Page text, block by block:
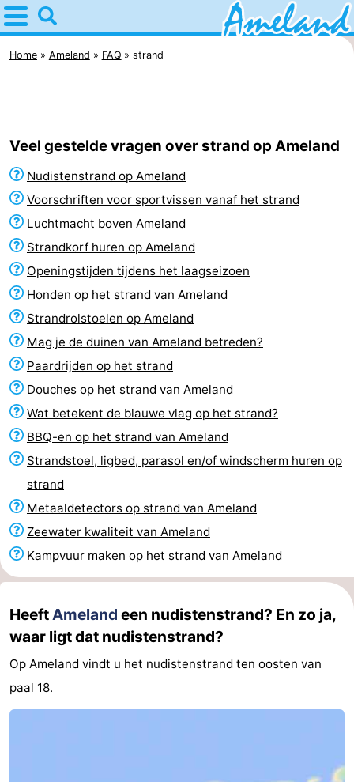
Home
Ameland
Voor
Natuur
Overnachten
Appartementen
-
Ameland
State
Bed
(&
breakfasts)
Campings
Hotels
Vakantiehuizen
Boomhiemke
-
Landal
Ameland
Last
minutes
Strand
Zien
&
doen
Bezienswaardigheden
-
Home Ameland FAQ strand
Veel gestelde vragen over strand op Ameland
Nudistenstrand op Ameland
Voorschriften voor sportvissen vanaf het strand
Luchtmacht boven Ameland
Strandkorf huren op Ameland
Openingstijden tijdens het laagseizoen
Honden op het strand van Ameland
Strandrolstoelen op Ameland
Mag je de duinen van Ameland betreden?
Paardrijden op het strand
Douches op het strand van Ameland
Wat betekent de blauwe vlag op het strand?
BBQ-en op het strand van Ameland
Strandstoel, ligbed, parasol en/of windscherm huren op
strand
Metaaldetectors op strand van Ameland
Zeewater kwaliteit van Ameland
Kampvuur maken op het strand van Ameland
HeeftAmeland een nudistenstrand? En zo ja,
waar ligt dat nudistenstrand?
Op Ameland vindt u het nudistenstrand ten oosten van
paal 18.